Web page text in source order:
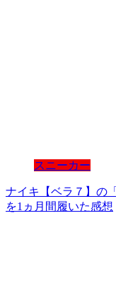
スニーカー
ナイキ【ベラ７】の
を1ヵ月間履いた感想